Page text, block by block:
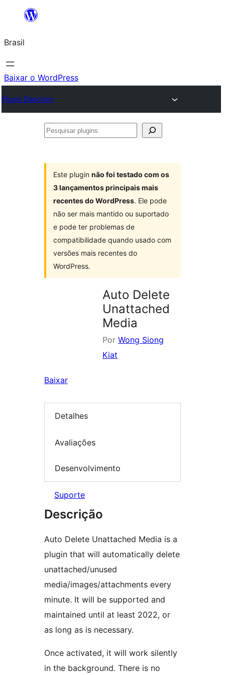
o
conteúdo
Brasil
Baixar o WordPress
Plugin Directory
Pesquisar
Este plugin não foi testado com os
3 lançamentos principais mais
recentes do WordPress. Ele pode
não ser mais mantido ou suportado
e pode ter problemas de
compatibilidade quando usado com
versões mais recentes do
WordPress.
Auto Delete
Unattached
Media
Por Wong Siong
Kiat
Baixar
Detalhes
Avaliações
Desenvolvimento
Suporte
Descrição
Auto Delete Unattached Media is a
plugin that will automatically delete
unattached/unused
media/images/attachments every
minute. It will be supported and
maintained until at least 2022, or
as long as is necessary.
Once activated, it will work silently
in the background. There is no